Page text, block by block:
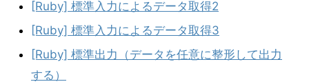
[Ruby] 標準入力によるデータ取得2
[Ruby] 標準入力によるデータ取得3
[Ruby] 標準出力（データを任意に整形して出力
する）